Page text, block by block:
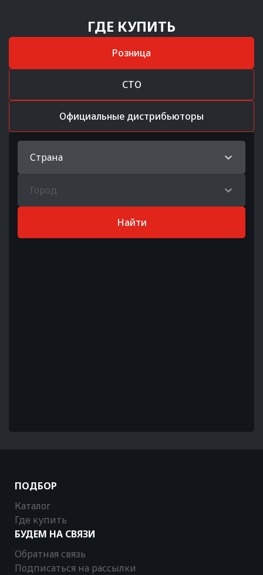
ГДЕ КУПИТЬ
Розница
СТО
Официальные дистрибьюторы
Страна
Город
Найти
ПОДБОР
Каталог
Где купить
БУДЕМ НА СВЯЗИ
Обратная связь
Подписаться на рассылки